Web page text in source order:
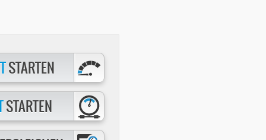
STARTEN
STARTEN